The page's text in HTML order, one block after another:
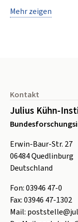
Mehr zeigen
Kontakt
Julius Kühn-
Erwin-Baur-Str. 27
06484Quedlinburg
Deutschland
Fon:03946 47-0
Fax:03946 47-1302
Mail: